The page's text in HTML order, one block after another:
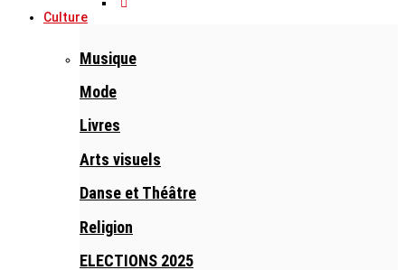
Culture
Musique
Mode
Livres
Arts visuels
Danse et Théâtre
Religion
ELECTIONS 2025